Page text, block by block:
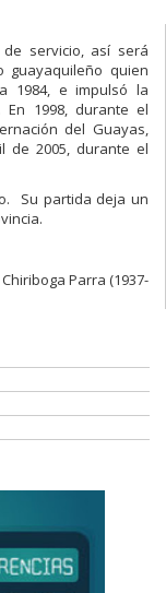
servicio, así será
guayaquileño quien
1984, e impulsó la
1998, durante el
del Guayas,
de 2005, durante el
Su partida deja un
Parra (1937-